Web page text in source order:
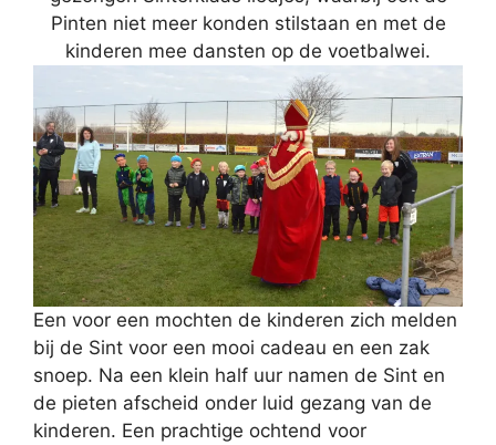
Pinten niet meer konden stilstaan en met de
kinderen mee dansten op de voetbalwei.
Een voor een mochten de kinderen zich melden
bij de Sint voor een mooi cadeau en een zak
snoep. Na een klein half uur namen de Sint en
de pieten afscheid onder luid gezang van de
kinderen. Een prachtige ochtend voor